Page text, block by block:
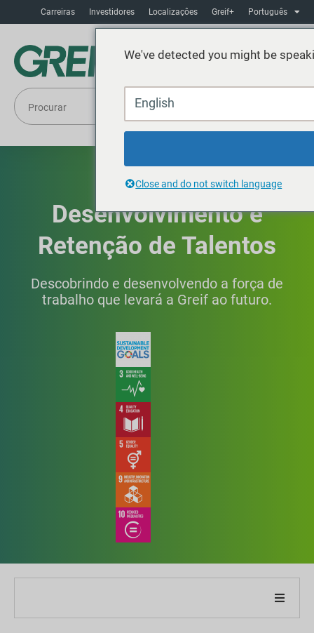
Carreiras Investidores Localizaçôes Greif+ Português
Atração,
Desenvolvimento e
Retenção de Talentos
Descobrindo e desenvolvendo a força de
trabalho que levará a Greif ao futuro.
We've detected you might be
English
Close and do not switch language